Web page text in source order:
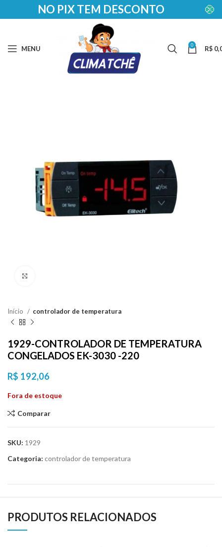
NO PIX TEM DESCONTO
MENU 0 R$
Início controlador de temperatura
1929-CONTROLADOR DE TEMPERATURA
CONGELADOS EK-3030 -220
R$ 192,06
Fora de estoque
Comparar
SKU: 1929
Categoria: controlador de temperatura
PRODUTOS RELACIONADOS